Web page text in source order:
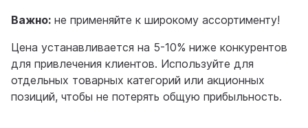
Важно: не применяйте к широкому ассортименту!
Цена устанавливается на 5-10% ниже конкурентов
для привлечения клиентов. Используйте для
отдельных товарных категорий или акционных
позиций, чтобы не потерять общую прибыльность.